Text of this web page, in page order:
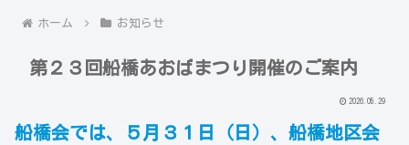
ホーム お知らせ
第２３回船橋あおばまつり開催のご案内
2026.05.29
船橋会では、５月３１日（日）、船橋地区会